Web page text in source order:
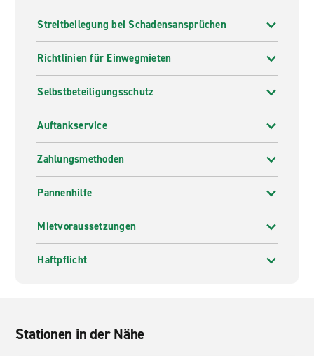
Streitbeilegung bei Schadensansprüchen
Richtlinien für Einwegmieten
Selbstbeteiligungsschutz
Auftankservice
Zahlungsmethoden
Pannenhilfe
Mietvoraussetzungen
Haftpflicht
Stationen in der Nähe